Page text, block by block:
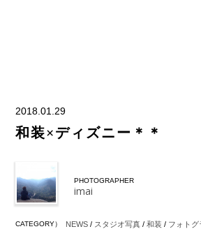
2018.01.29
和装×ディズニー＊＊
PHOTOGRAPHER
imai
CATEGORY） NEWS / スタジオ写真 /和装 / フォトグ